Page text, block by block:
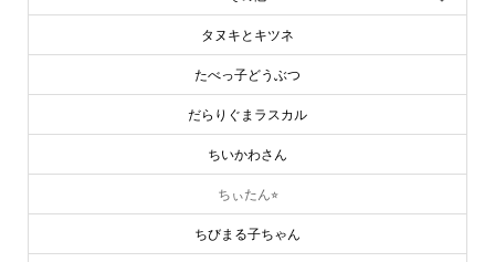
タヌキとキツネ
たべっ子どうぶつ
だらりぐまラスカル
ちいかわさん
ちぃたん⭐︎
ちびまる子ちゃん